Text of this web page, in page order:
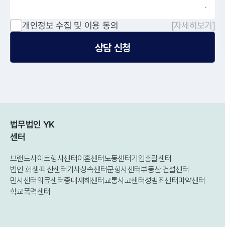
개인정보 수집 및 이용 동의 [자세히보기]
상담 신청
법무법인 YK
센터
브랜드사이트형사센터이혼센터노동센터기업총괄센터
법인 회생·파산센터가사상속센터군형사센터부동산·건설센터
민사센터의료센터중대재해센터교통사고센터성범죄센터마약센터
학교폭력센터